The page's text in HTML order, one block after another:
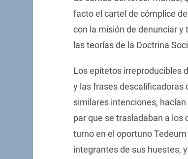
facto el cartel de cómplice
con la misión de denunciar
las teorías de la Doctrina
Los epítetos irreproducibles
y las frases descalificadoras
similares intenciones,
par que se trasladaban a
turno en el oportuno
integrantes de sus huestes,